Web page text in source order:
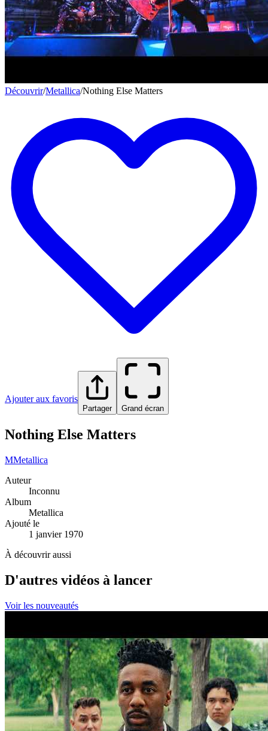
Découvrir/Metallica/Nothing Else Matters
Ajouter aux favoris
Partager Grand écran
Nothing Else Matters
MMetallica
Auteur
Inconnu
Album
Metallica
Ajouté le
1 janvier 1970
À découvrir aussi
D'autres vidéos à lancer
Voir les nouveautés